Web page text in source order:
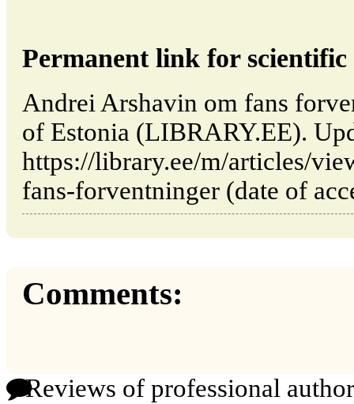
Permanent link for
Andrei Arshavin om fans
of Estonia (LIBRARY.EE).
https://library.ee/m/articles/
fans-forventninger (date of
Comments:
Reviews of professional